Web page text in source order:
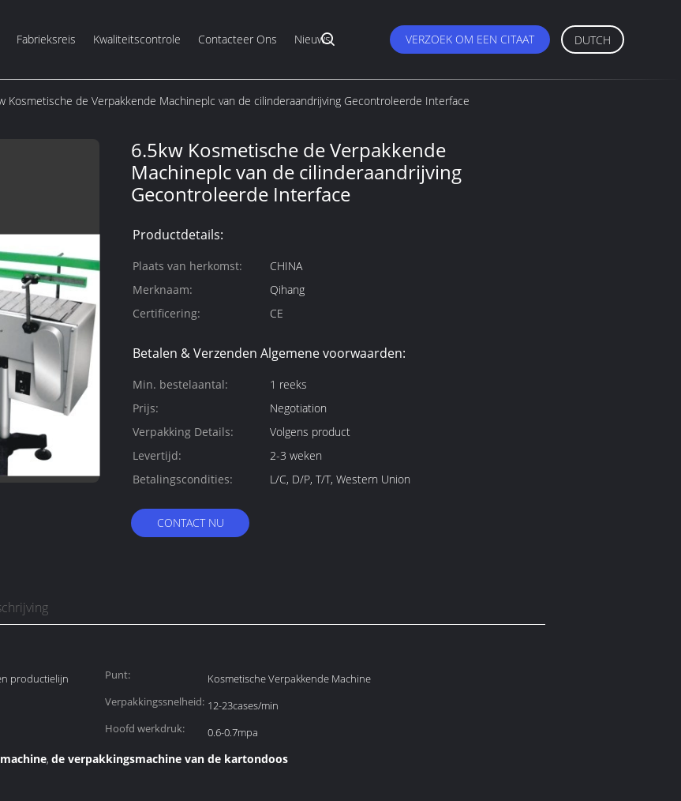
Fabrieksreis Kwaliteitscontrole Contacteer Ons Nieuws VERZOEK OM EEN CITAAT DUTCH
Kosmetische de Verpakkende Machineplc van de cilinderaandrijving Gecontroleerde Interface
6.5kw Kosmetische de Verpakkende
Machineplc van de cilinderaandrijving
Gecontroleerde Interface
Productdetails:
Plaats van herkomst:
CHINA
Merknaam:
Qihang
Certificering:
CE
Betalen & Verzenden Algemene voorwaarden:
Min. bestelaantal:
1 reeks
Prijs:
Negotiation
Verpakking Details:
Volgens product
Levertijd:
2-3 weken
Betalingscondities:
L/C, D/P, T/T, Western Union
CONTACT NU
productielijn Punt:
Kosmetische Verpakkende Machine
Verpakkingssnelheid: 12-23cases/min
Hoofd werkdruk:
0.6-0.7mpa
, de verpakkingsmachine van de kartondoos